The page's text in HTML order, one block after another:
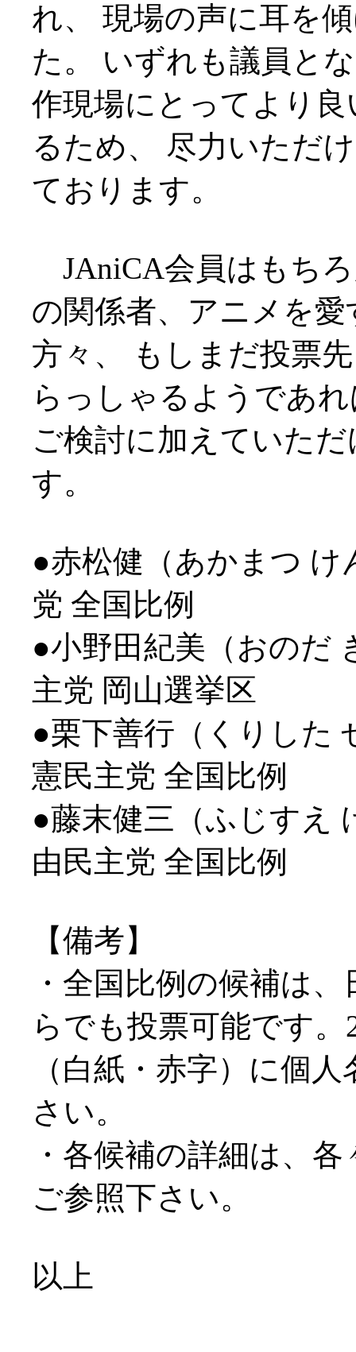
れ、 現場の声に耳を
た。 いずれも議員と
作現場にとってより
るため、 尽力いただ
ております。
JAniCA会員はもち
の関係者、アニメを
方々、 もしまだ投票
らっしゃるようであ
ご検討に加えていた
す。
●赤松健（あかまつ
党 全国比例
●小野田紀美（おの
主党 岡山選挙区
●栗下善行（くりし
憲民主党 全国比例
●藤末健三（ふじす
由民主党 全国比例
【備考】
・全国比例の候補は
らでも投票可能です
（白紙・赤字）に個
さい。
・各候補の詳細は、
ご参照下さい。
以上